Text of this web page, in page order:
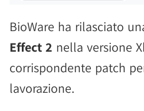
BioWare ha rilasciato
Effect 2 nella versione
corrispondente patch
lavorazione.